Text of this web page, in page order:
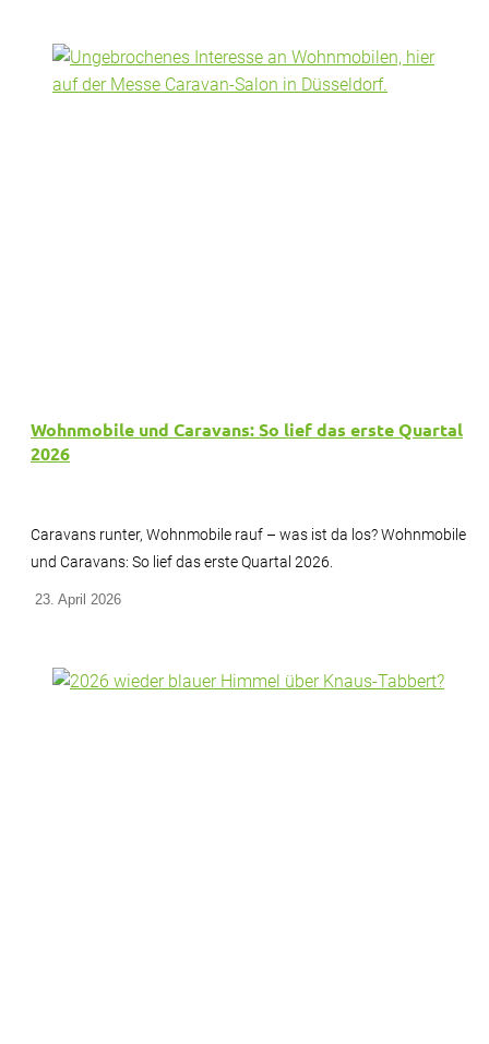
Wohnmobile und Caravans: So lief das erste Quartal
2026
Caravans runter, Wohnmobile rauf – was ist da los? Wohnmobile
und Caravans: So lief das erste Quartal 2026.
23. April 2026